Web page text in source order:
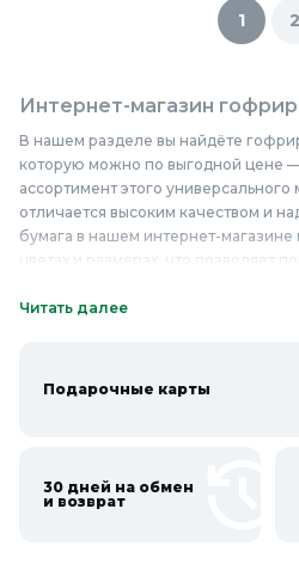
1 2
Интернет-магазин
В нашем разделе вы найдёте
которую можно по выгодной цене
ассортимент этого универсального
отличается высоким качеством и
бумага в нашем интернет-магазине
цветах и размерах, что позволяет
долговечного материала, который
упаковки товаров, создания
магазин предлагает вам выгодные
Читать далее
Подарочные карты
30 дней на обмен
и возврат